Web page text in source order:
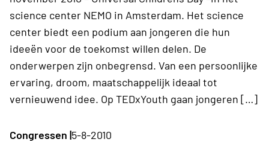
science center NEMO in Amsterdam. Het science
center biedt een podium aan jongeren die hun
ideeën voor de toekomst willen delen. De
onderwerpen zijn onbegrensd. Van een persoonlijke
ervaring, droom, maatschappelijk ideaal tot
vernieuwend idee. Op TEDxYouth gaan jongeren […]
Congressen |5-8-2010